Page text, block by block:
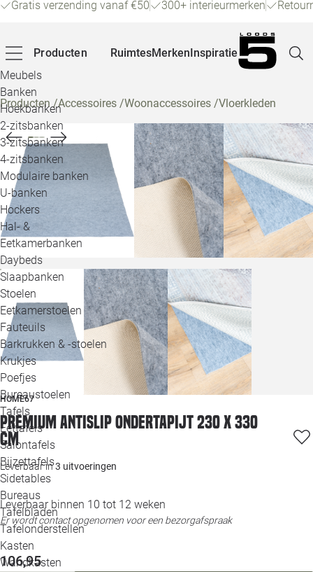
Gratis verzending vanaf €50 300+ interieurmerken
Producten
Meubels
Banken
Hoekbanken
2-zitsbanken
3-zitsbanken
4-zitsbanken
Modulaire banken
U-banken
Hockers
Hal- &
Eetkamerbanken
Daybeds
Slaapbanken
Stoelen
Eetkamerstoelen
Fauteuils
Barkrukken & -stoelen
Krukjes
Poefjes
Bureaustoelen
Tafels
Eettafels
Salontafels
Bijzettafels
Sidetables
Bureaus
Tafelbladen
Tafelonderstellen
Kasten
Wandkasten
RuimtesMerkenInspiratie
Producten/Accessoires /Woonaccessoires /Vloerkleden
HOME67
Premium Antislip Ondertapijt 230 x 330
cm
Leverbaar in3 uitvoeringen
Leverbaar binnen 10 tot 12 weken
Er wordt contact opgenomen voor een bezorgafspraak
106,95